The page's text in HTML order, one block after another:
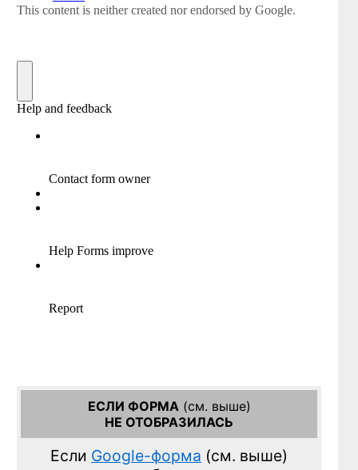
ЕСЛИ ФОРМА(см. выше)
НЕ ОТОБРАЗИЛАСЬ
Если Google-форма (см. выше)